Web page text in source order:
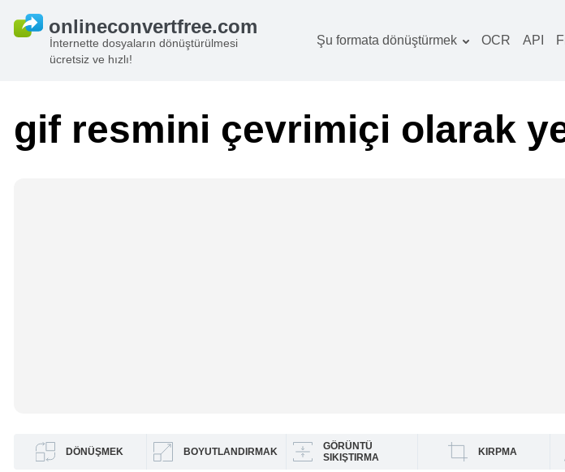
İnternette dosyaların dönüştürülmesi
ücretsiz ve hızlı!
Şu formata dönüştürmek
Ses dönüştürücü
OCR API
gif resmini çevrimiçi olarak
DÖNÜŞMEK BOYUTLANDIRMAK
GÖRÜNTÜ
SIKIŞTIRMA
KIRPMA